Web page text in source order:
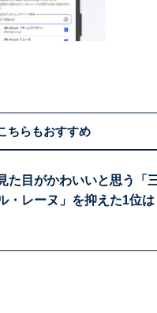
ちらもおすすめ
た目がかわいいと思う「
・レーヌ」を抑えた1位は